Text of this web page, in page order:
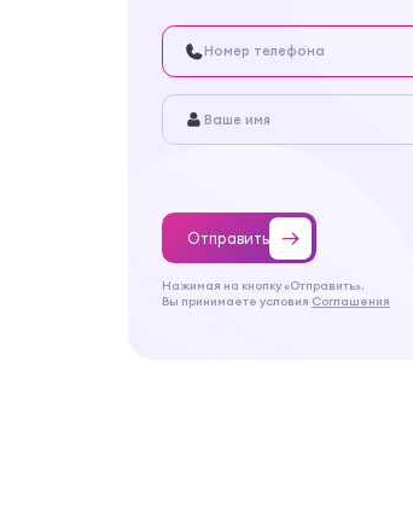
Отправить
Нажимая на кнопку «Отправить»,
Вы принимаете условия Соглашения